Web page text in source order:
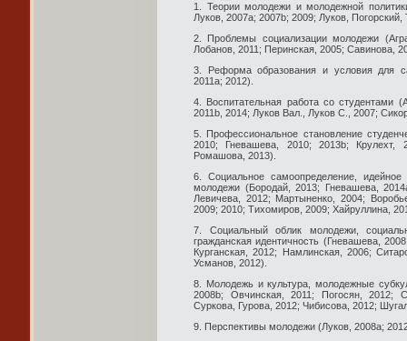
1. Теории молодежи и молодежной
Луков, 2007a; 2007b; 2009; Луков,
2. Проблемы социализации молодежи
Лобанов, 2011; Перинская, 2005; Савинова,
3. Реформа образования и условия для
2011a; 2012).
4. Воспитательная работа со студентами
2011b, 2014; Луков Вал., Луков С., 2007;
5. Профессиональное становление
2010; Гневашева, 2010; 2013b;
Ромашова, 2013).
6. Социальное самоопределение,
молодежи (Бородай, 2013; Гневашева,
Левичева, 2012; Мартыненко, 2004;
2009; 2010; Тихомиров, 2009; Хайруллина,
7. Социальный облик молодежи,
гражданская идентичность (Гневашева,
Курганская, 2012; Намлинская, 2006;
Усманов, 2012).
8. Молодежь и культура, молодежные
2008b; Овчинская, 2011; Погосян, 2012;
Суркова, Гурова, 2012; Чибисова, 2012;
9. Перспективы молодежи (Луков, 2008a;